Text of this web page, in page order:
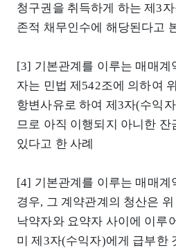
청구권을 취득하게 하는 제3
존적 채무인수에 해당된다고
[3] 기본관계를 이루는 매매계
자는 민법 제542조에 의하여
항변사유로 하여 제3자(수익
므로 아직 이행되지 아니한
있다고 한 사례
[4] 기본관계를 이루는 매매계
경우, 그 계약관계의 청산은
낙약자와 요약자 사이에 이루
미 제3자(수익자)에게 급부한